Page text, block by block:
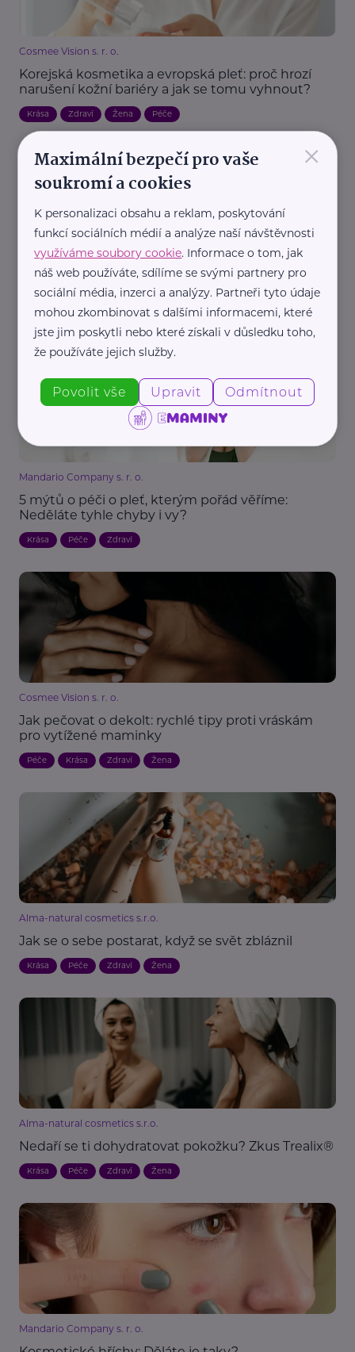
Cosmee Vision s. r. o.
Korejská kosmetika a evropská pleť: proč hrozí
narušení kožní bariéry a jak se tomu vyhnout?
Krása Zdraví Žena Péče
Cosmee Vision s. r. o.
Kojím a nesmím retinol: Co místo něj pro vrásky?
Krása Péče Zdraví Žena Kojení
Mandario Company s. r. o.
5 mýtů o péči o pleť, kterým pořád věříme:
Neděláte tyhle chyby i vy?
Krása Péče Zdraví
Cosmee Vision s. r. o.
Jak pečovat o dekolt: rychlé tipy proti vráskám
pro vytížené maminky
Péče Krása Zdraví Žena
Alma-natural cosmetics s.r.o.
Jak se o sebe postarat, když se svět zbláznil
Krása Péče Zdraví Žena
Alma-natural cosmetics s.r.o.
Nedaří se ti dohydratovat pokožku? Zkus Trealix®
Krása Péče Zdraví Žena
Mandario Company s. r. o.
×
Maximální bezpečí pro vaše
soukromí a cookies
K personalizaci obsahu a reklam, poskytování
funkcí sociálních médií a analýze naší návštěvnosti
využíváme soubory cookie. Informace o tom, jak
náš web používáte, sdílíme se svými partnery pro
sociální média, inzerci a analýzy. Partneři tyto údaje
mohou zkombinovat s dalšími informacemi, které
jste jim poskytli nebo které získali v důsledku toho,
že používáte jejich služby.
Povolit vše Upravit Odmítnout